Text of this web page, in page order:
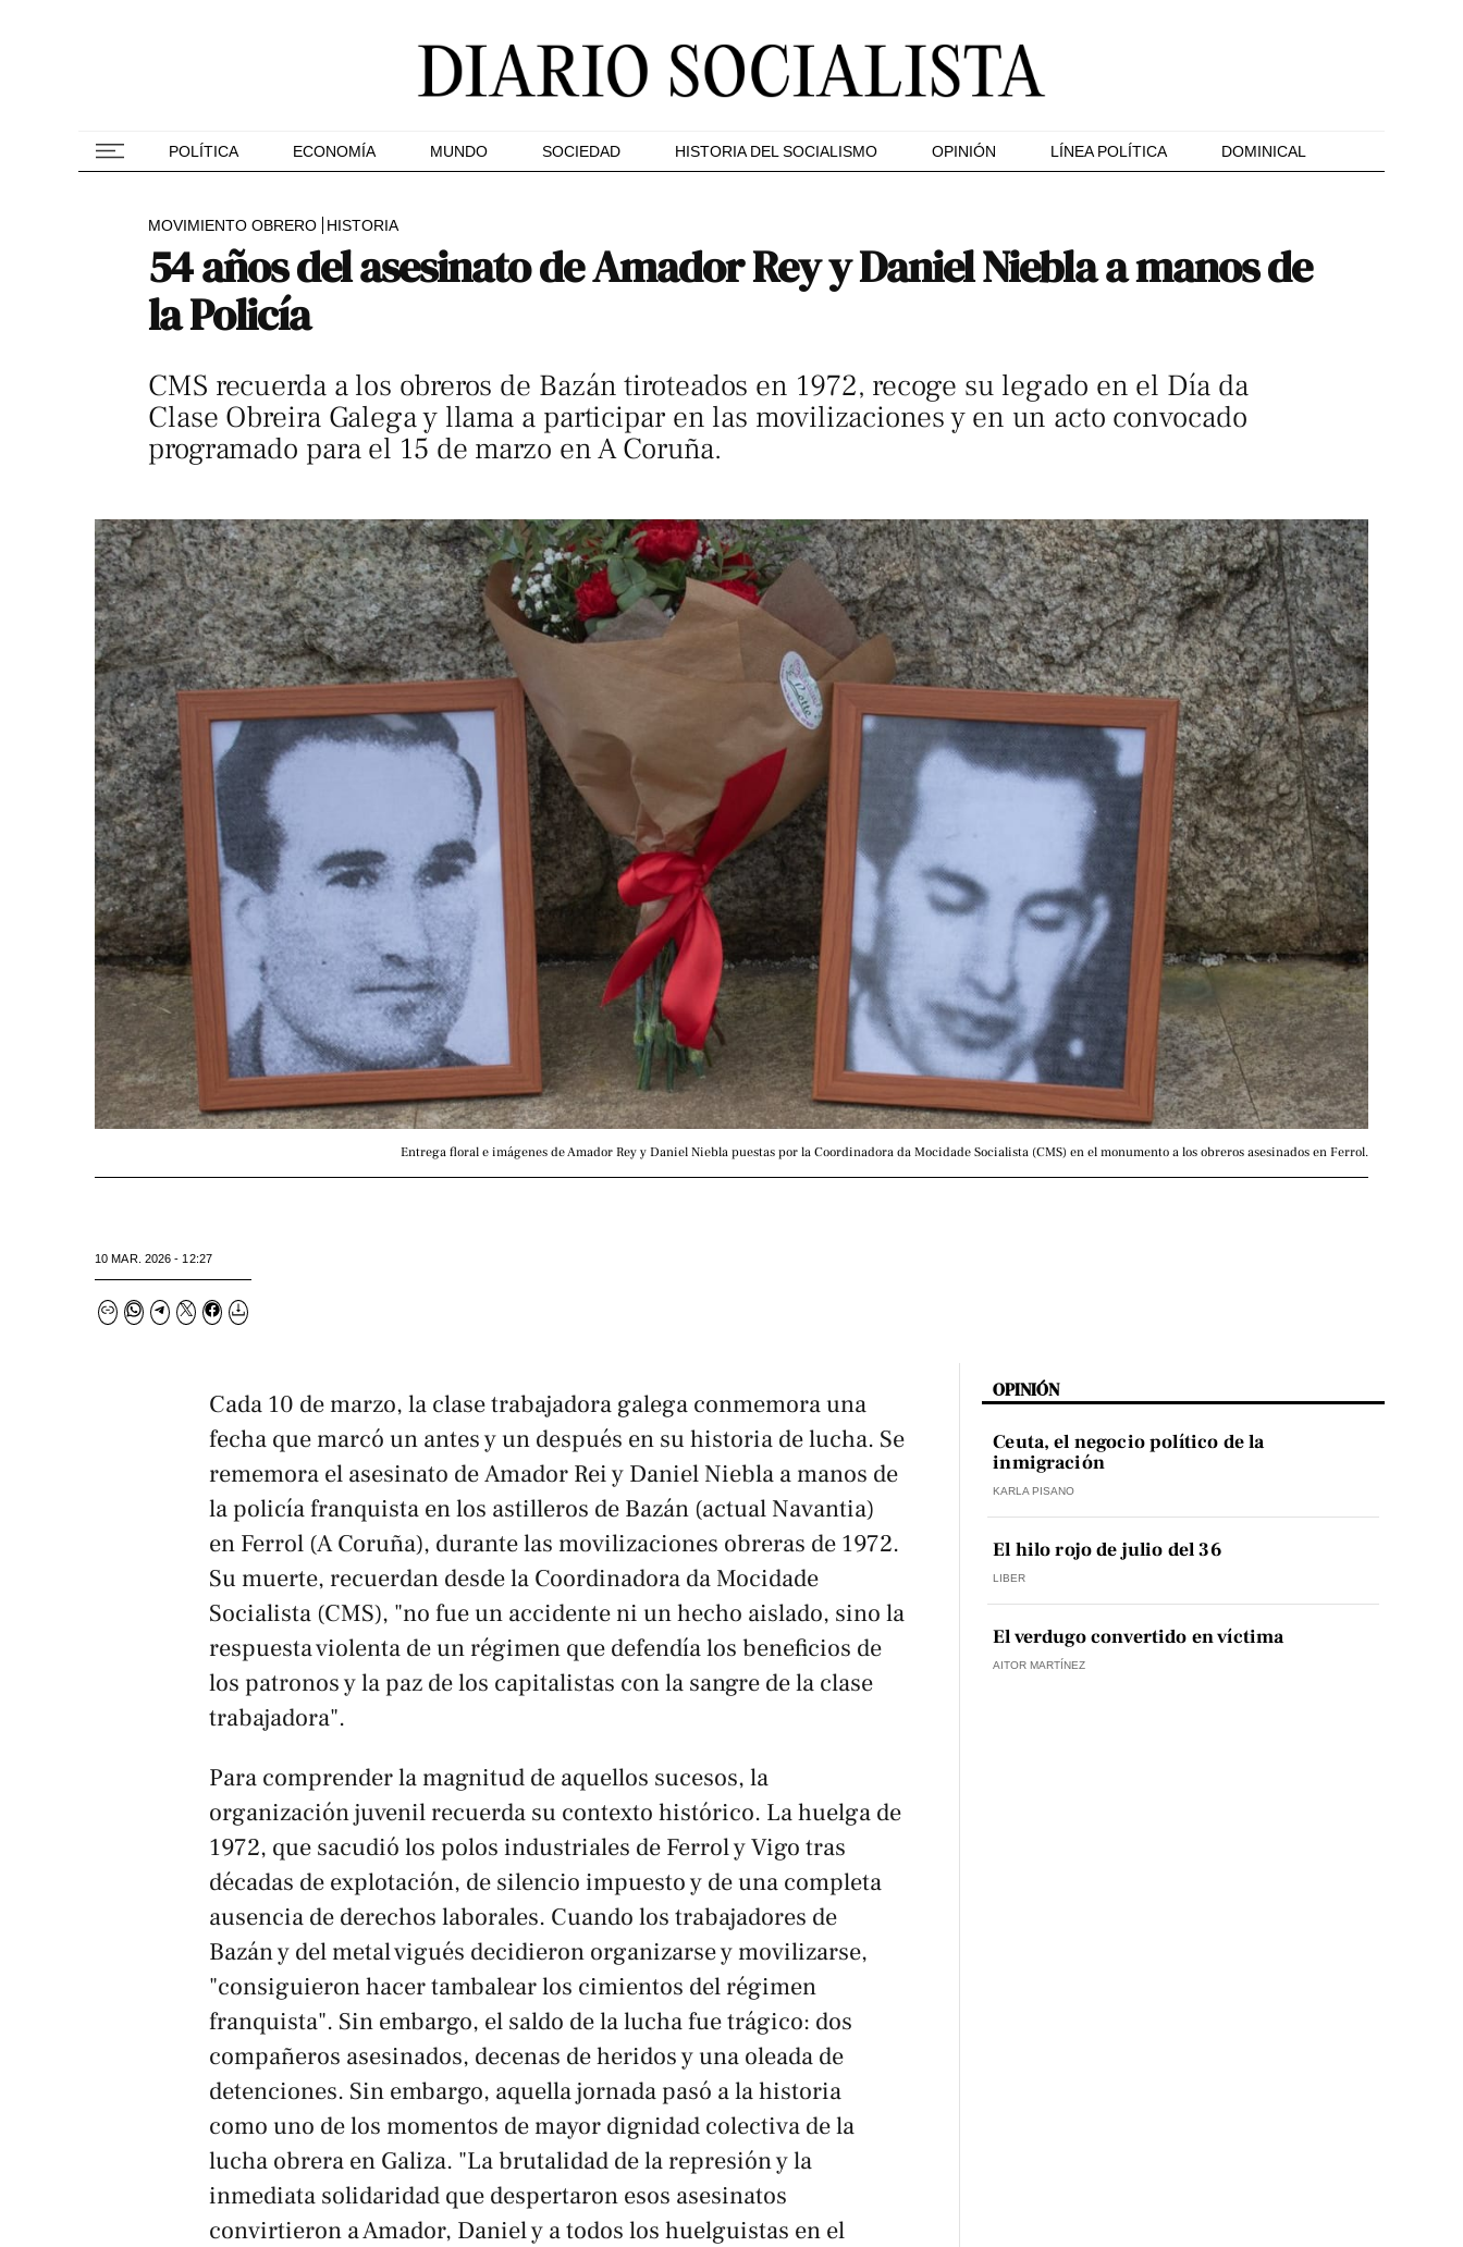
POLÍTICA ECONOMÍA MUNDO SOCIEDAD HISTORIA DEL SOCIALISMO OPINIÓN LÍNEA POLÍTICA DOMINICAL
MOVIMIENTO OBRERO HISTORIA
54 años del asesinato de Amador Rey y Daniel Niebla a manos de
la Policía
CMS recuerda a los obreros de Bazán tiroteados en 1972, recoge su legado en el Día da
Clase Obreira Galega y llama a participar en las movilizaciones y en un acto convocado
programado para el 15 de marzo en A Coruña.
Entrega floral e imágenes de Amador Rey y Daniel Niebla puestas por la Coordinadora da Mocidade Socialista (CMS) en el monumento a los obreros asesinados en Ferrol.
10 MAR. 2026 - 12:27
Cada 10 de marzo, la clase trabajadora galega conmemora una
fecha que marcó un antes y un después en su historia de lucha. Se
rememora el asesinato de Amador Rei y Daniel Niebla a manos de
la policía franquista en los astilleros de Bazán (actual Navantia)
en Ferrol (A Coruña), durante las movilizaciones obreras de 1972.
Su muerte, recuerdan desde la Coordinadora da Mocidade
Socialista (CMS), "no fue un accidente ni un hecho aislado, sino la
respuesta violenta de un régimen que defendía los beneficios de
los patronos y la paz de los capitalistas con la sangre de la clase
trabajadora".
Para comprender la magnitud de aquellos sucesos, la
organización juvenil recuerda su contexto histórico. La huelga de
1972, que sacudió los polos industriales de Ferrol y Vigo tras
décadas de explotación, de silencio impuesto y de una completa
ausencia de derechos laborales. Cuando los trabajadores de
Bazán y del metal vigués decidieron organizarse y movilizarse,
"consiguieron hacer tambalear los cimientos del régimen
franquista". Sin embargo, el saldo de la lucha fue trágico: dos
compañeros asesinados, decenas de heridos y una oleada de
detenciones. Sin embargo, aquella jornada pasó a la historia
como uno de los momentos de mayor dignidad colectiva de la
lucha obrera en Galiza. "La brutalidad de la represión y la
inmediata solidaridad que despertaron esos asesinatos
convirtieron a Amador, Daniel y a todos los huelguistas en el
OPINIÓN
Ceuta, el negocio político de la
inmigración
KARLA PISANO
El hilo rojo de julio del 36
LIBER
El verdugo convertido en víctima
AITOR MARTÍNEZ